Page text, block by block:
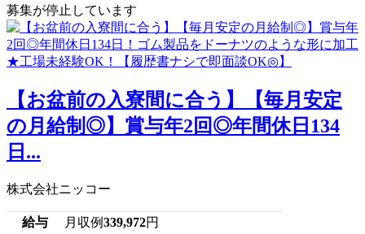
募集が停止しています
【お盆前の入寮間に合う】【毎月安定
の月給制◎】賞与年2回◎年間休日134
日...
株式会社ニッコー
給与 月収例339,972円